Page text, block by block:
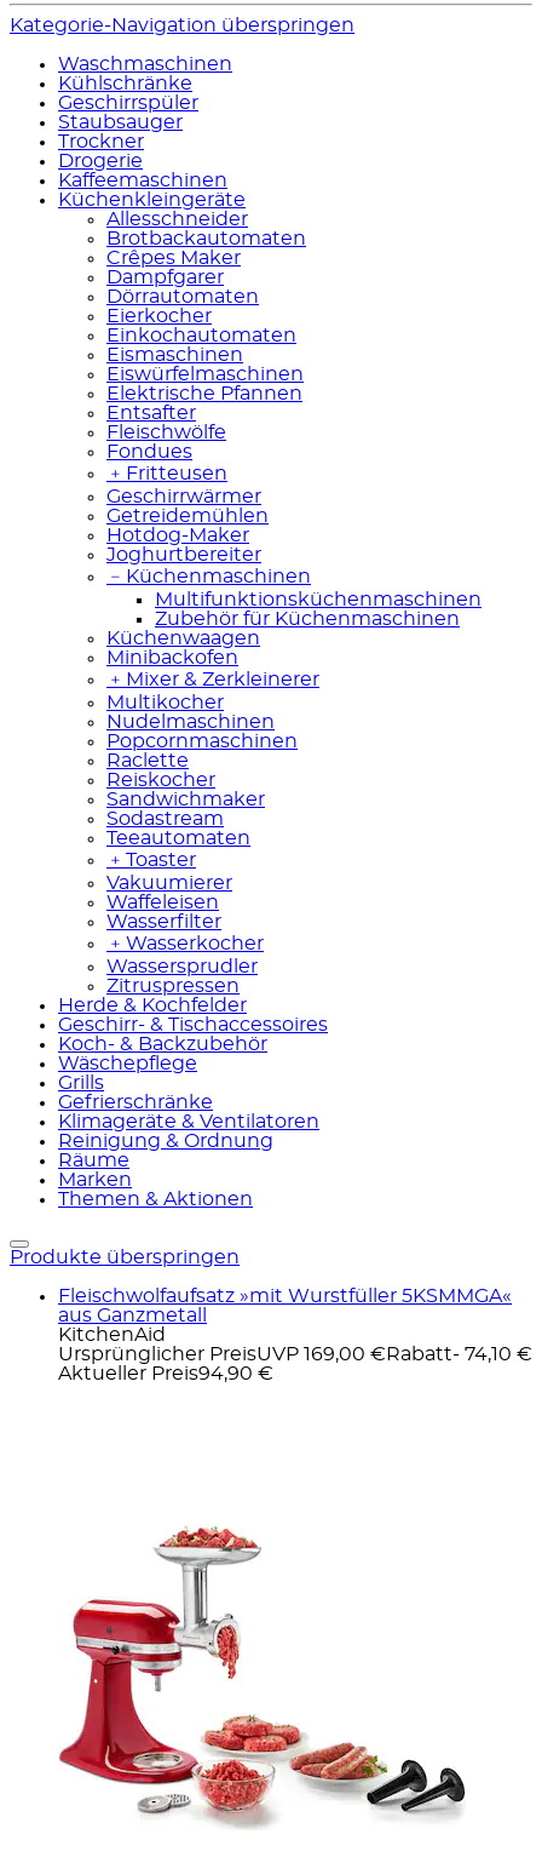
Kategorie-Navigation überspringen
Waschmaschinen
Kühlschränke
Geschirrspüler
Staubsauger
Trockner
Drogerie
Kaffeemaschinen
Küchenkleingeräte
Allesschneider
Brotbackautomaten
Crêpes Maker
Dampfgarer
Dörrautomaten
Eierkocher
Einkochautomaten
Eismaschinen
Eiswürfelmaschinen
Elektrische Pfannen
Entsafter
Fleischwölfe
Fondues
﹢ Fritteusen
Geschirrwärmer
Getreidemühlen
Hotdog-Maker
Joghurtbereiter
﹣ Küchenmaschinen
Multifunktionsküchenmaschinen
Zubehör für Küchenmaschinen
Küchenwaagen
Minibackofen
﹢ Mixer & Zerkleinerer
Multikocher
Nudelmaschinen
Popcornmaschinen
Raclette
Reiskocher
Sandwichmaker
Sodastream
Teeautomaten
﹢ Toaster
Vakuumierer
Waffeleisen
Wasserfilter
﹢ Wasserkocher
Wassersprudler
Zitruspressen
Herde & Kochfelder
Geschirr- & Tischaccessoires
Koch- & Backzubehör
Wäschepflege
Grills
Gefrierschränke
Klimageräte & Ventilatoren
Reinigung & Ordnung
Räume
Marken
Themen & Aktionen
Produkte überspringen
Fleischwolfaufsatz »mit Wurstfüller 5KSMMGA«
aus Ganzmetall
KitchenAid
Ursprünglicher PreisUVP 169,00 € Rabatt- 74,10 €
Aktueller Preis94,90 €